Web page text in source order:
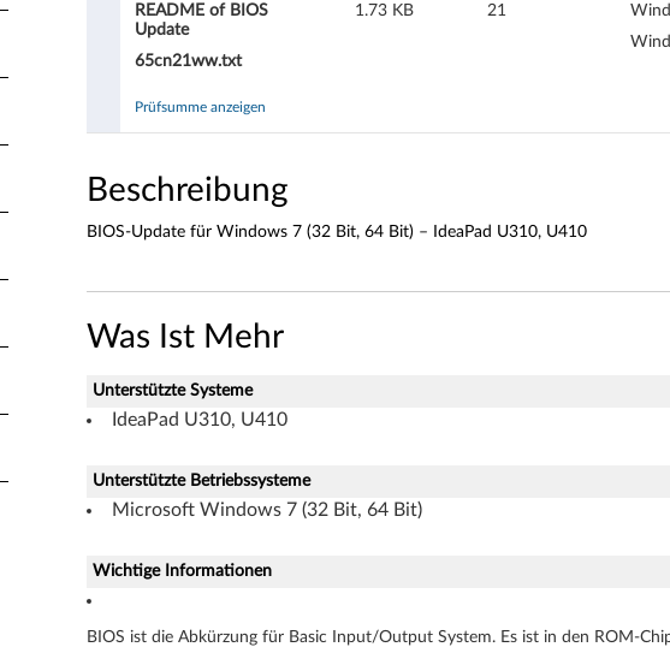
W
n
d
o
s
(
3
README of BIOS
Update
65cn21ww.txt
1.73 KB 21
Prüfsumme anzeigen
Beschreibung
BIOS-Update für Windows 7 (32 Bit, 64 Bit) – IdeaPad U310, U410
Was Ist Mehr
Unterstützte Systeme
IdeaPad U310, U410
Unterstützte Betriebssysteme
Microsoft Windows 7 (32 Bit, 64 Bit)
Wichtige Informationen
BIOS ist die Abkürzung für Basic Input/Output System. Es ist in den ROM-